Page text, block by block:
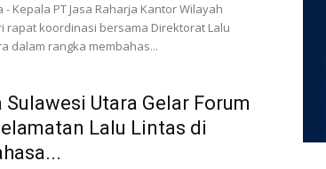
- Kepala PT Jasa Raharja Kantor Wilayah
rapat koordinasi bersama Direktorat Lalu
dalam rangka membahas...
Sulawesi Utara Gelar Forum
Lalu Lintas di